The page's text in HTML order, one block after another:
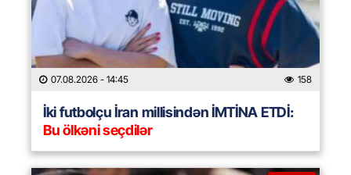
07.08.2026 - 14:45 158
İki futbolçu İran millisindən İMTİNA ETDİ:
Bu ölkəni seçdilər